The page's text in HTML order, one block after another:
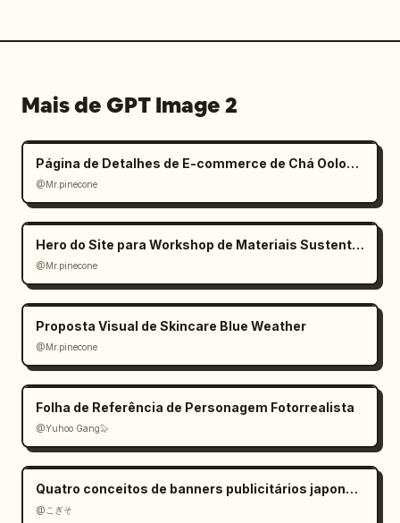
Mais de GPT Image 2
Página de Detalhes de E-commerce de Chá Oolong Estilo Zen
@Mr.pinecone
Hero do Site para Workshop de Materiais Sustentáveis
@Mr.pinecone
Proposta Visual de Skincare Blue Weather
@Mr.pinecone
Folha de Referência de Personagem Fotorrealista
@Yuhoo Gang🦭
Quatro conceitos de banners publicitários japoneses
@こぎそ